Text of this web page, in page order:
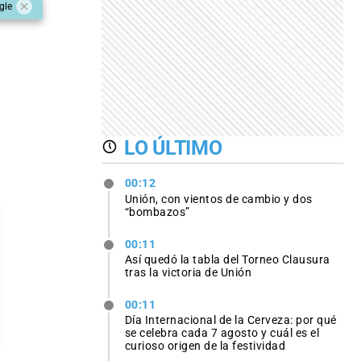
LO ÚLTIMO
00:12
Unión, con vientos de cambio y dos
“bombazos”
00:11
Así quedó la tabla del Torneo Clausura
tras la victoria de Unión
00:11
Día Internacional de la Cerveza: por qué
se celebra cada 7 agosto y cuál es el
curioso origen de la festividad